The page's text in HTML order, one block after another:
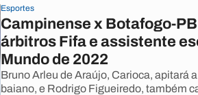
Esportes
Campinense x Botafogo-
árbitros Fifa e assistente
Mundo de 2022
Bruno Arleu de Araújo, Carioca, apitará
baiano, e Rodrigo Figueiredo, também